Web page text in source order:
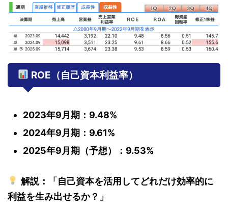
ROE（自己資本利益率）
2023年9月期：9.48%
2024年9月期：9.61%
2025年9月期（予想）：9.53%
解説：「自己資本を活用してどれだけ効率的に
利益を生み出せるか？」